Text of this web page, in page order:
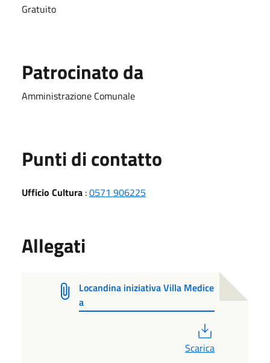
Gratuito
Patrocinato da
Amministrazione Comunale
Punti di contatto
Ufficio Cultura :0571 906225
Allegati
Locandina iniziativa Villa Medice
a
Scarica